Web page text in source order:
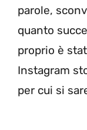
parole,
quanto
proprio è
Instagram
per cui si